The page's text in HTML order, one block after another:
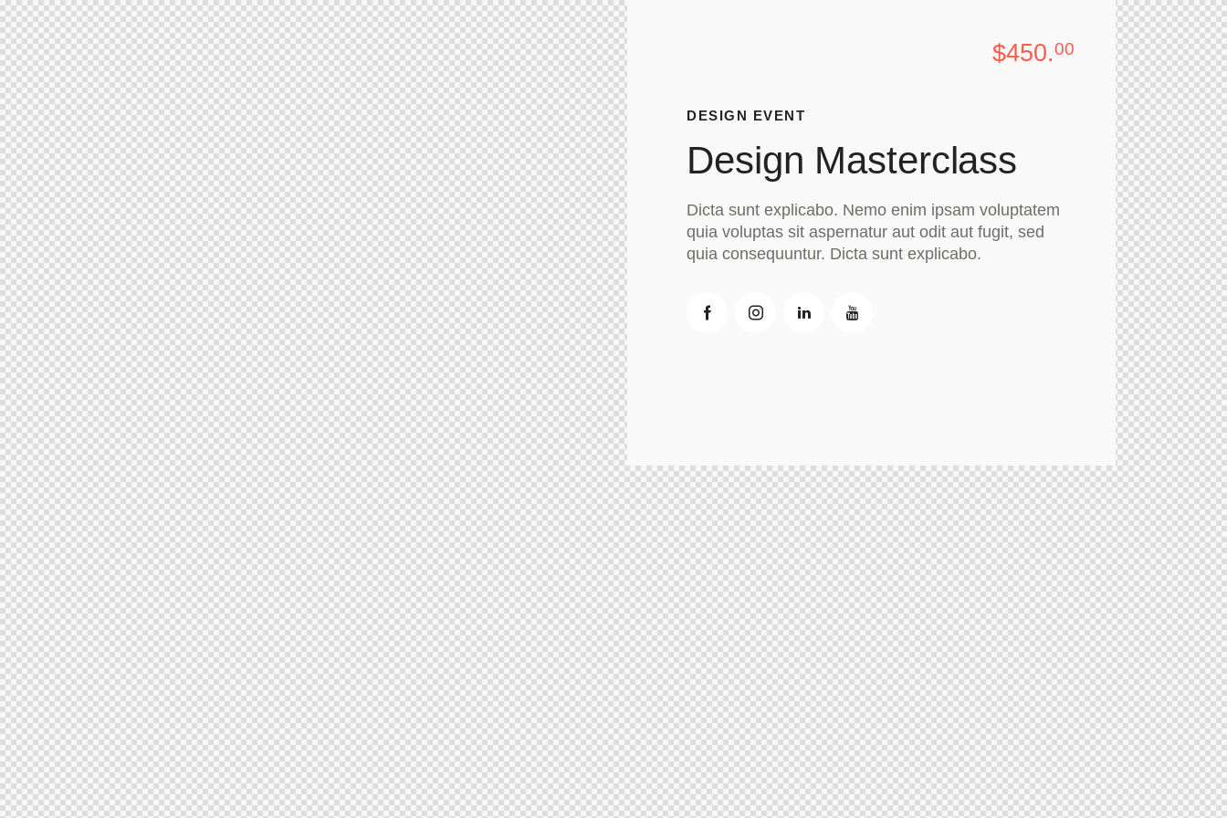
$450.00
DESIGN EVENT
Design Masterclass
Dicta sunt explicabo. Nemo enim ipsam voluptatem
quia voluptas sit aspernatur aut odit aut fugit, sed
quia consequuntur. Dicta sunt explicabo.